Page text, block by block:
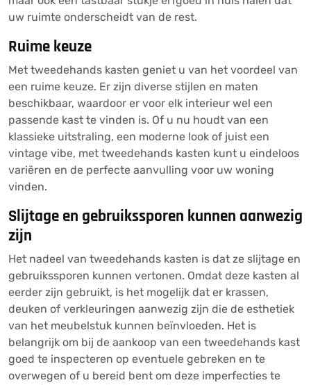
uw ruimte onderscheidt van de rest.
Ruime keuze
Met tweedehands kasten geniet u van het voordeel van
een ruime keuze. Er zijn diverse stijlen en maten
beschikbaar, waardoor er voor elk interieur wel een
passende kast te vinden is. Of u nu houdt van een
klassieke uitstraling, een moderne look of juist een
vintage vibe, met tweedehands kasten kunt u eindeloos
variëren en de perfecte aanvulling voor uw woning
vinden.
Slijtage en gebruikssporen kunnen aanwezig
zijn
Het nadeel van tweedehands kasten is dat ze slijtage en
gebruikssporen kunnen vertonen. Omdat deze kasten al
eerder zijn gebruikt, is het mogelijk dat er krassen,
deuken of verkleuringen aanwezig zijn die de esthetiek
van het meubelstuk kunnen beïnvloeden. Het is
belangrijk om bij de aankoop van een tweedehands kast
goed te inspecteren op eventuele gebreken en te
overwegen of u bereid bent om deze imperfecties te